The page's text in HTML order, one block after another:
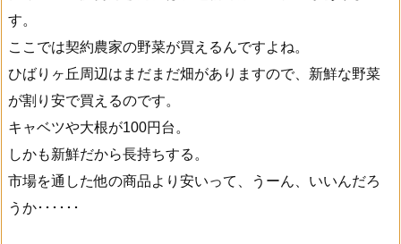
す。
ここでは契約農家の野菜が買えるんですよね。
ひばりヶ丘周辺はまだまだ畑がありますので、新鮮な野菜
が割り安で買えるのです。
キャベツや大根が100円台。
しかも新鮮だから長持ちする。
市場を通した他の商品より安いって、うーん、いいんだろ
うか･･････